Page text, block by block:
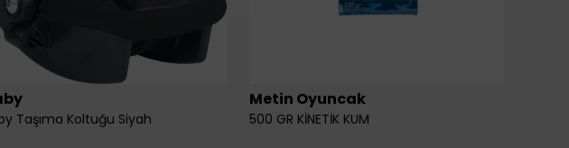
Taşıma Koltuğu Siyah
Metin Oyuncak
500 GR KİNETİK KUM